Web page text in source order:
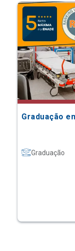
Graduação
Graduação